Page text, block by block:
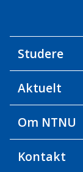
Studere
Aktuelt
Om NTNU
Kontakt